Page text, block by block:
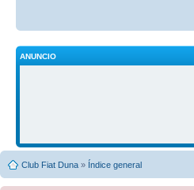
ANUNCIO
Club Fiat Duna » Índice general